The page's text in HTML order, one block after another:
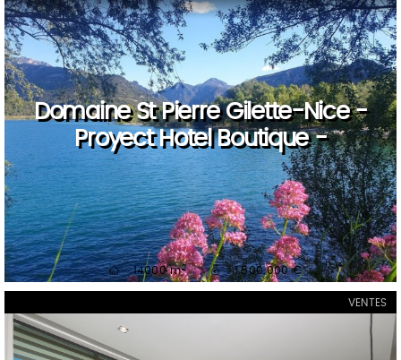
Domaine St Pierre Gilette-Nice -
Proyect Hotel Boutique -
14000 m2 1.500.000 €
VENTES